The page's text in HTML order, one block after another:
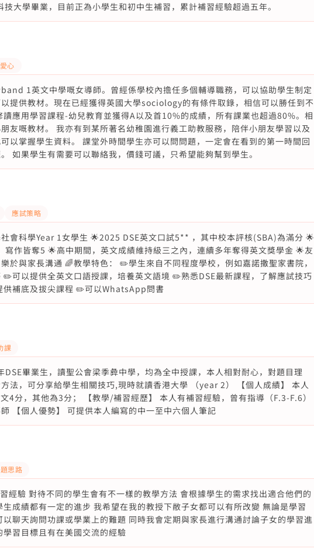
大學畢業，目前正為小學生和初中生補習，累計補習經驗超過五年。
心
1英文中學嘅女導師。曾經係學校內擔任多個輔導職務，可以協助學生制定
提供教材。現在已經獲得英國大學sociology的有條件取錄，相信可以勝任到不
讀應用學習課程-幼兒教育並獲得A以及首10%的成績，所有課業也超過80%。相
友嘅教材。 我亦有到某所著名幼稚園進行義工助教服務，陪伴小朋友學習以及
以掌握學生資料。 課堂外時間學生亦可以問問題，一定會在看到的第一時間回
如果學生有需要可以聯絡我，價錢可議，只希望能夠幫到學生。
應試策略
會科學Year 1女學生 🌟2025 DSE英文口試5** ，其中校本評核(SBA)為滿分 🌟
寫作皆奪5 🌟高中期間，英文成績維持級三之內，連續多年奪得英文獎學金 🌟友
於與家長溝通 🌈教學特色： ✏️學生來自不同程度學校，例如嘉諾撒聖家書院，
✏️可以提供全英文口語授課，培養英文語境 ✏️熟悉DSE最新課程，了解應試技巧
供補底及拔尖課程 ✏️可以WhatsApp問書
課
DSE畢業生，讀聖公會梁季彜中學，均為全中授課，本人相對耐心，對題目理
法，可分享給學生相關技巧,現時就讀香港大學 （year 2） 【個人成績】 本人
4分，其他為3分； 【教學/補習經歷】 本人有補習經驗，曾有指導（F.3-F.6）
【個人優勢】 可提供本人編寫的中一至中六個人筆記
思路
經驗 對待不同的學生會有不一樣的教學方法 會根據學生的需求找出適合他們的
成績都有一定的進步 我希望在我的教授下敝子女都可以有所改變 無論是學習
聊天詢問功課或學業上的難題 同時我會定期與家長進行溝通討論子女的學習進
習目標且有在美國交流的經驗